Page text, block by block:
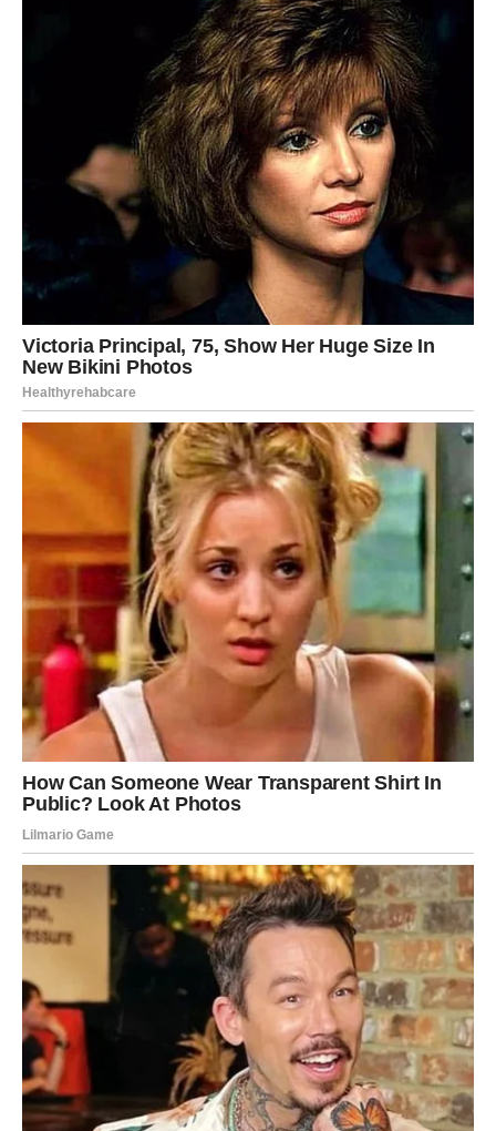
Zato sledeći put kad primetite bele tragove na vašoj
omiljenoj majici, ne brinite – samo posegnite za
alkoholnim octomivratite tkanini njen prvobitni sjaJ.
PREUZMITE BESPLATNO!
⋆ KNJIGA SA RECEPTIMA ⋆
Upiši svoj email i preuzmi BESPLATNU
knjigu s receptima! Uživaj u jednostavnim
i ukusnim jelima koja će osvojiti tvoje
najdraže.
Jednim klikom preuzmi knjigu s najboljim
receptima!